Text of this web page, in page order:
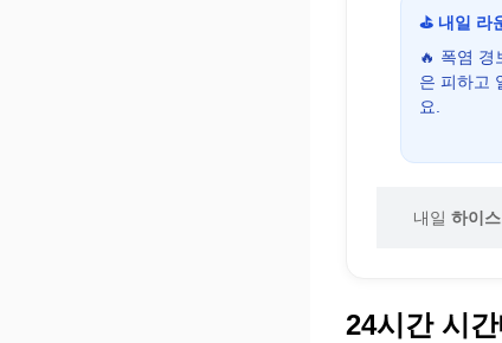
⛳ 내일 라
🔥 폭염 경
은 피하고
요.
내일 하이
24시간 시